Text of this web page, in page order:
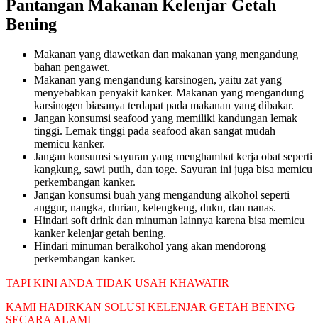
Pantangan Makanan Kelenjar Getah
Bening
Makanan yang diawetkan dan makanan yang mengandung
bahan pengawet.
Makanan yang mengandung karsinogen, yaitu zat yang
menyebabkan penyakit kanker. Makanan yang mengandung
karsinogen biasanya terdapat pada makanan yang dibakar.
Jangan konsumsi seafood yang memiliki kandungan lemak
tinggi. Lemak tinggi pada seafood akan sangat mudah
memicu kanker.
Jangan konsumsi sayuran yang menghambat kerja obat seperti
kangkung, sawi putih, dan toge. Sayuran ini juga bisa memicu
perkembangan kanker.
Jangan konsumsi buah yang mengandung alkohol seperti
anggur, nangka, durian, kelengkeng, duku, dan nanas.
Hindari soft drink dan minuman lainnya karena bisa memicu
kanker kelenjar getah bening.
Hindari minuman beralkohol yang akan mendorong
perkembangan kanker.
TAPI KINI ANDA TIDAK USAH KHAWATIR
KAMI HADIRKAN SOLUSI KELENJAR GETAH BENING
SECARA ALAMI